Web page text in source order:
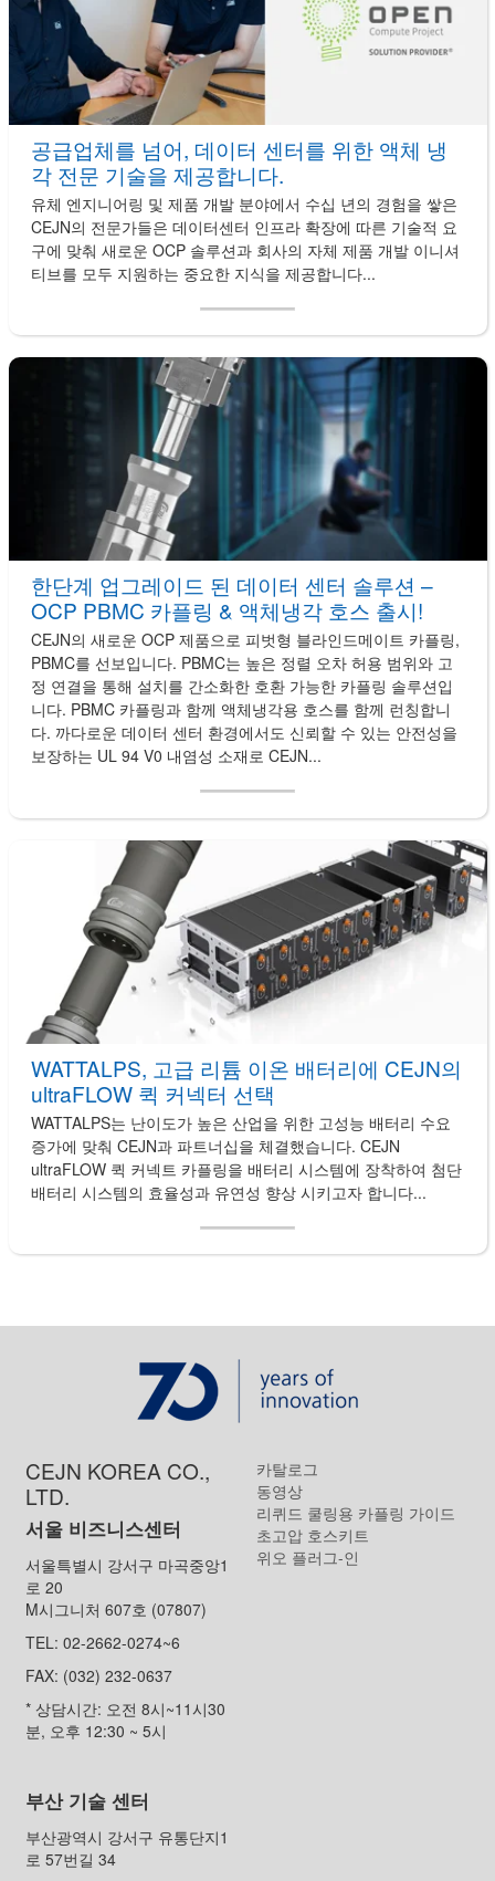
공급업체를 넘어, 데이터 센터를 위한 액체 냉
각 전문 기술을 제공합니다.
유체 엔지니어링 및 제품 개발 분야에서 수십 년의 경험을 쌓은
CEJN의 전문가들은 데이터센터 인프라 확장에 따른 기술적 요
구에 맞춰 새로운 OCP 솔루션과 회사의 자체 제품 개발 이니셔
티브를 모두 지원하는 중요한 지식을 제공합니다...
한단계 업그레이드 된 데이터 센터 솔루션 –
OCP PBMC 카플링 & 액체냉각 호스 출시!
CEJN의 새로운 OCP 제품으로 피벗형 블라인드메이트 카플링,
PBMC를 선보입니다. PBMC는 높은 정렬 오차 허용 범위와 고
정 연결을 통해 설치를 간소화한 호환 가능한 카플링 솔루션입
니다. PBMC 카플링과 함께 액체냉각용 호스를 함께 런칭합니
다. 까다로운 데이터 센터 환경에서도 신뢰할 수 있는 안전성을
보장하는 UL 94 V0 내염성 소재로 CEJN...
WATTALPS, 고급 리튬 이온 배터리에 CEJN의
ultraFLOW 퀵 커넥터 선택
WATTALPS는 난이도가 높은 산업을 위한 고성능 배터리 수요
증가에 맞춰 CEJN과 파트너십을 체결했습니다. CEJN
ultraFLOW 퀵 커넥트 카플링을 배터리 시스템에 장착하여 첨단
배터리 시스템의 효율성과 유연성 향상 시키고자 합니다...
CEJN KOREA CO.,
LTD.
서울 비즈니스센터
서울특별시 강서구 마곡중앙1
로 20
M시그니처 607호 (07807)
TEL: 02-2662-0274~6
FAX: (032) 232-0637
* 상담시간: 오전 8시~11시30
분, 오후 12:30 ~ 5시
부산 기술 센터
부산광역시 강서구 유통단지1
로 57번길 34
카탈로그
동영상
리퀴드 쿨링용 카플링 가이드
초고압 호스키트
위오 플러그-인